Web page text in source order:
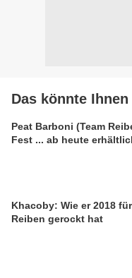
Das könnte
Peat Barboni (Team
Fest ... ab heute
Khacoby: Wie er 2018
Reiben gerockt hat